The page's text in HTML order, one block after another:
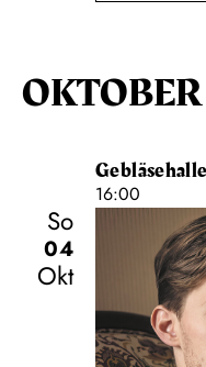
OKTOBER
16:00
So
04
Okt